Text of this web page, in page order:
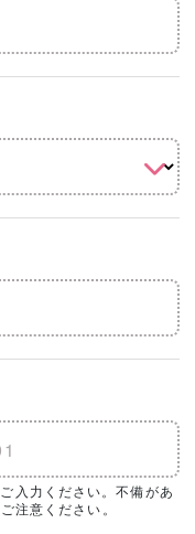
入力ください。不備があ
注意ください。